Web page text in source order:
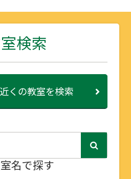
検索
くの教室を検索
名で探す